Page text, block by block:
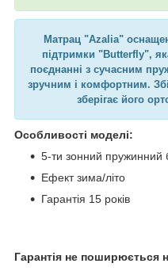
Матрац "Azalia"
підтримки "Butterfly",
поєднанні з сучасним
зручним і комфортним.
зберігає його
Особливості моделі:
5-ти зонний пружинний
Ефект зима/літо
Гарантія 15 років
Гарантія не поширюється